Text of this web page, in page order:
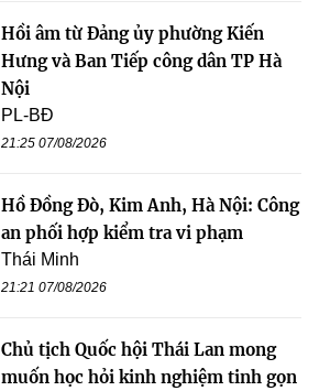
Hồi âm từ Đảng ủy phường Kiến
Hưng và Ban Tiếp công dân TP Hà
Nội
PL-BĐ
21:25 07/08/2026
Hồ Đồng Đò, Kim Anh, Hà Nội: Công
an phối hợp kiểm tra vi phạm
Thái Minh
21:21 07/08/2026
Chủ tịch Quốc hội Thái Lan mong
muốn học hỏi kinh nghiệm tinh gọn